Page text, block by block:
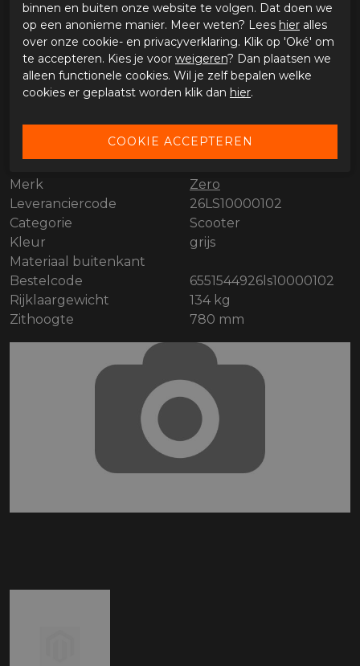
SPECIFICATIES ZERO LS 1 GREY
Merk
Zero
Leveranciercode
26LS10000102
Categorie
Scooter
Kleur
grijs
Materiaal buitenkant
Bestelcode
6551544926ls10000102
Rijklaargewicht
134 kg
Zithoogte
780 mm
binnen en buiten onze website te volgen. Dat doen we
op een anonieme manier. Meer weten? Lees hier alles
over onze cookie- en privacyverklaring. Klik op 'Oké' om
te accepteren. Kies je voor weigeren? Dan plaatsen we
alleen functionele cookies. Wil je zelf bepalen welke
cookies er geplaatst worden klik dan hier.